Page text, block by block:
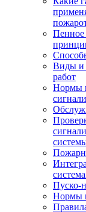
Пенное
Виды и
работ
Нормы
Пуско-
Нормы